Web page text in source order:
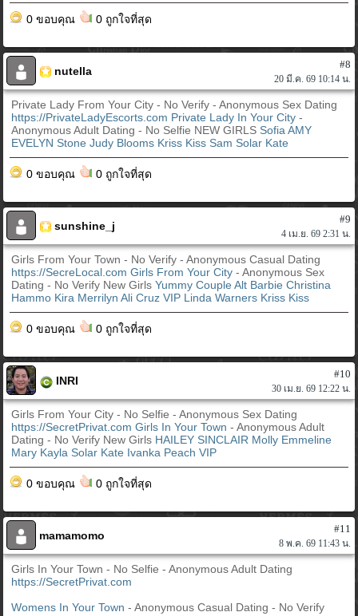
0 ขอบคุณ 0 ถูกใจที่สุด
nutella
#8
20 มี.ค. 69 10:14 น.
Private Lady From Your City - No Verify - Anonymous Sex Dating
https://PrivateLadyEscorts.com Private Lady In Your City-
Anonymous Adult Dating - No Selfie NEW GIRLS Sofia AMY
EVELYN Stone Judy Blooms Kriss Kiss Sam Solar Kate
0 ขอบคุณ 0 ถูกใจที่สุด
sunshine_j
#9
4 เม.ย. 69 2:31 น.
Girls From Your Town - No Verify - Anonymous Casual Dating
https://SecreLocal.com Girls From Your City- Anonymous Sex
Dating - No Verify New GirlsYummy Couple Alt Barbie Christina
Hammo Kira Merrilyn Ali Cruz VIP Linda Warners Kriss Kiss
0 ขอบคุณ 0 ถูกใจที่สุด
INRI
#10
30 เม.ย. 69 12:22 น.
Girls From Your City - No Selfie - Anonymous Sex Dating
https://SecretPrivat.com Girls In Your Town- Anonymous Adult
Dating - No Verify New Girls HAILEY SINCLAIR Molly Emmeline
Mary Kayla Solar Kate Ivanka Peach VIP
0 ขอบคุณ 0 ถูกใจที่สุด
mamamomo
#11
8 พ.ค. 69 11:43 น.
Girls In Your Town - No Selfie - Anonymous Adult Dating
https://SecretPrivat.com
Womens In Your Town- Anonymous Casual Dating - No Verify